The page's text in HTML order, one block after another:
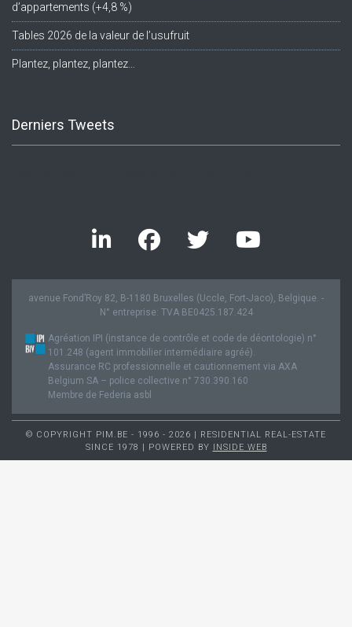
d’appartements (+4,8 %)
Tables 2026 de la valeur de l’usufruit
Plantez, plantez, plantez…
Derniers Tweets
avenue Fond’Roy 82, B-1180 Bruxelles (Uccle, Fort-Jaco), Belgique. -
N° entreprise: TVA BE0425.187.424
Agréation IPI (instance de contrôle et code de déontologie) n°
101.248 (agent immobilier intermédiaire agréé).
Assurance RC professionnelle et cautionnement via AXA
Belgium SA – police collective n° 730.390.160
Membre de Federia asbl
© COPYRIGHT PIM.BE - 1996 - 2026 | RESIDENTIAL REAL-ESTATE
SINCE 1978 | POWERED BY
INSIDE WEB